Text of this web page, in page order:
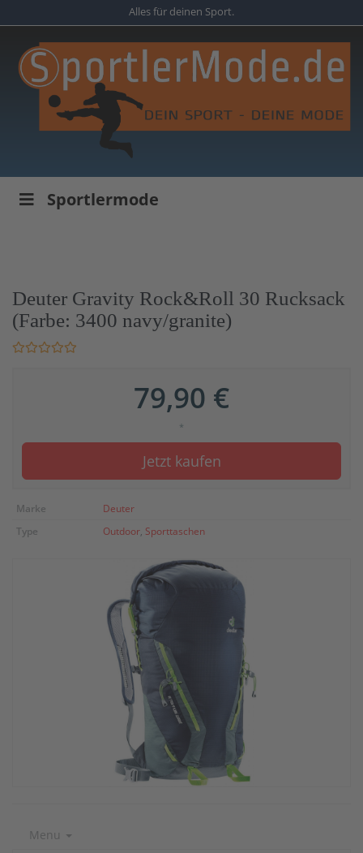
to
content
Alles für deinen Sport.
Sportlermode
Deuter Gravity Rock&Roll 30 Rucksack
(Farbe: 3400 navy/granite)
79,90 €
*
Jetzt kaufen
Marke
Deuter
Type
Outdoor, Sporttaschen
Menu